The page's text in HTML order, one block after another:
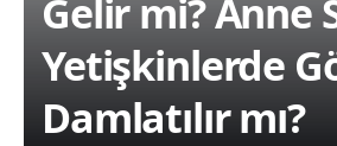
Gelir mi? Anne
Yetişkinlerde
Damlatılır mı?